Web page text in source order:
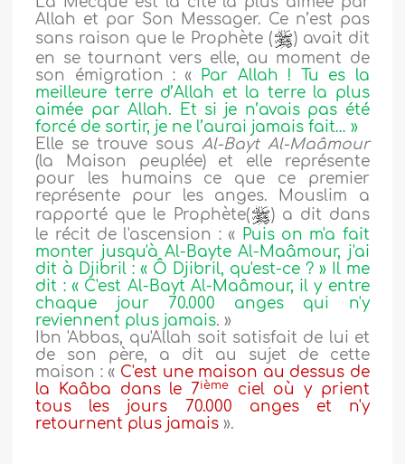
Allah et par Son Messager. Ce n’est pas
sans raison que le Prophète (
) avait dit
en se tournant vers elle, au moment de
son émigration : « Par Allah ! Tu es la
meilleure terre d’Allah et la terre la plus
aimée par Allah. Et si je n’avais pas été
forcé de sortir, je ne l’aurai jamais fait… »
Elle se trouve sous Al-Bayt Al-Maâmour
(la Maison peuplée) et elle représente
pour les humains ce que ce premier
représente pour les anges. Mouslim a
rapporté que le Prophète(
) a dit dans
le récit de l'ascension : « Puis on m'a fait
monter jusqu'à Al-Bayte Al-Maâmour, j'ai
dit à Djibril : « Ô Djibril, qu'est-ce ? » Il me
dit : « C'est Al-Bayt Al-Maâmour, il y entre
chaque jour 70.000 anges qui n'y
reviennent plus jamais. »
Ibn 'Abbas, qu'Allah soit satisfait de lui et
de son père, a dit au sujet de cette
maison : « C'est une maison au dessus de
la Kaâba dans le 7ième
ciel où y prient
tous les jours 70.000 anges et n'y
retournent plus jamais».